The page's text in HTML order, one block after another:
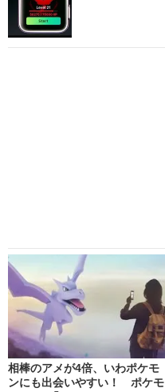
相棒のアメが4倍、いわポケモ
ンにも出会いやすい！ ポケモ